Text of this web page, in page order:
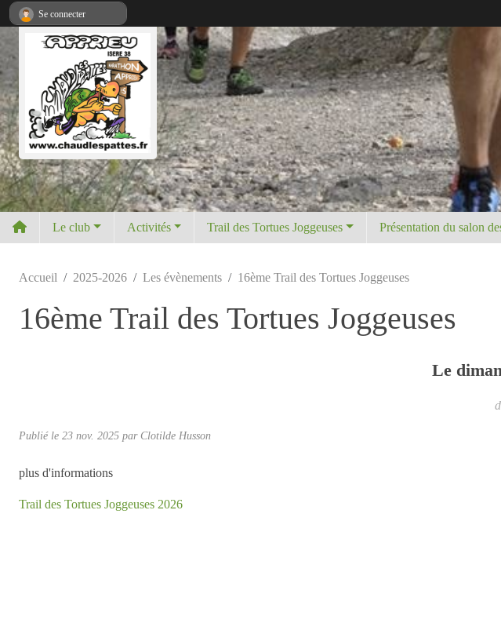
Le club Activités Trail des Tortues Joggeuses Présentation du salon
Accueil 2025-2026 Les évènements 16ème Trail des Tortues Joggeuses
16ème Trail des Tortues Joggeuses
Le
Publié le 23 nov. 2025 par Clotilde Husson
plus d'informations
Trail des Tortues Joggeuses 2026
Se connecter
Panneau de gestion des cookies